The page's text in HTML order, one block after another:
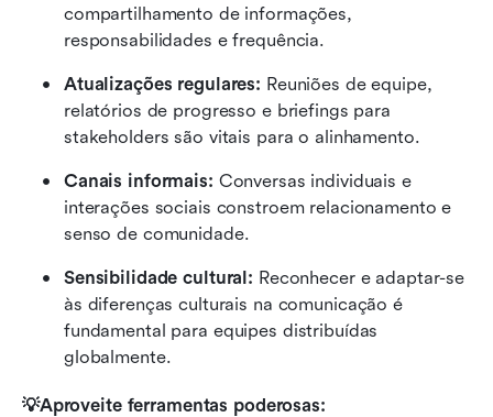
compartilhamento de informações,
responsabilidades e frequência.
Atualizações regulares: Reuniões de equipe,
relatórios de progresso e briefings para
stakeholders são vitais para o alinhamento.
Canais informais: Conversas individuais e
interações sociais constroem relacionamento e
senso de comunidade.
Sensibilidade cultural: Reconhecer e adaptar-se
às diferenças culturais na comunicação é
fundamental para equipes distribuídas
globalmente.
💡Aproveite ferramentas poderosas: